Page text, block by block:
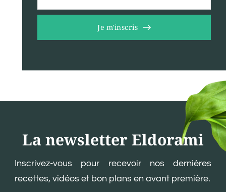
Je m'inscris
La newsletter Eldorami
Inscrivez-vous pour recevoir nos dernières
recettes, vidéos et bon plans en avant première.